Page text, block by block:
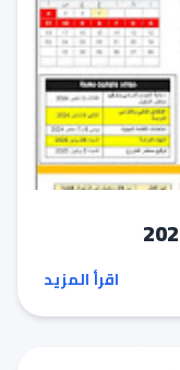
اقرأ المزيد